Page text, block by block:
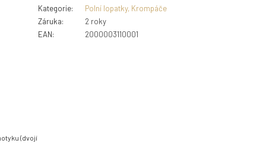
(dvojí
Kategorie:
Polní lopatky, Krompáče
Záruka:
2 roky
EAN: 2000003110001